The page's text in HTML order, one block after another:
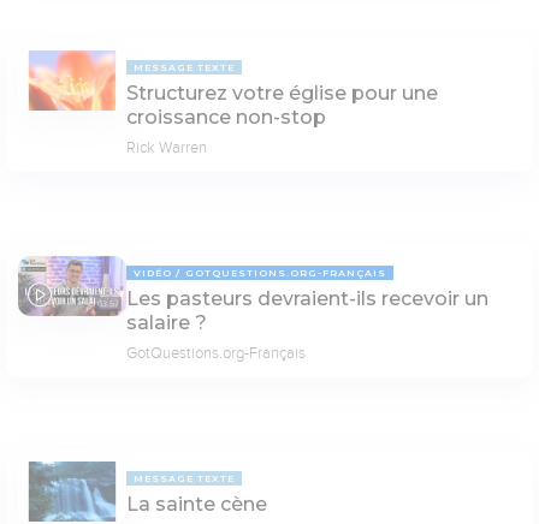
MESSAGE TEXTE
Structurez votre église pour une
croissance non-stop
Rick Warren
03:57
VIDÉO GOTQUESTIONS.ORG-FRANÇAIS
Les pasteurs devraient-ils recevoir un
salaire ?
GotQuestions.org-Français
MESSAGE TEXTE
La sainte cène